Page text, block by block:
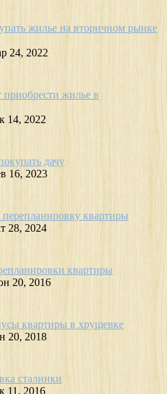
жилье на вторичном рынке
24, 2022
жилье в
14, 2022
дачу
16, 2023
перепланировку квартиры
28, 2024
квартиры
20, 2016
квартиры в хрущевке
20, 2018
сталинки
11, 2016